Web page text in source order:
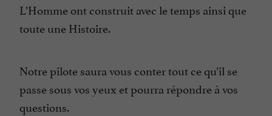
L’Homme ont construit avec le temps ainsi que
toute une Histoire.
Notre pilote saura vous conter tout ce qu’il se
passe sous vos yeux et pourra répondre à vos
questions.